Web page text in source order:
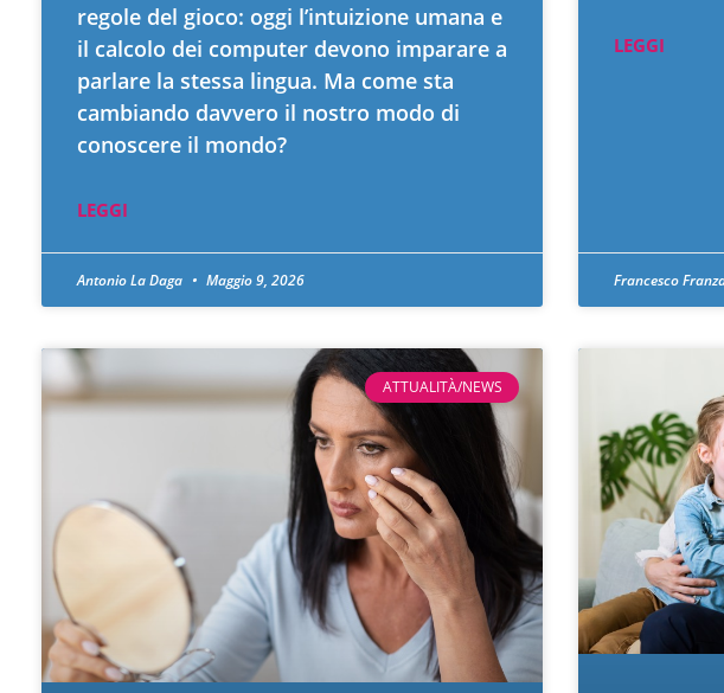
regole del gioco: oggi l’intuizione umana e
il calcolo dei computer devono imparare a
parlare la stessa lingua. Ma come sta
cambiando davvero il nostro modo di
conoscere il mondo?
LEGGI
Antonio La Daga Maggio 9, 2026
LEGGI
Francesco
ATTUALITÀ/NEWS